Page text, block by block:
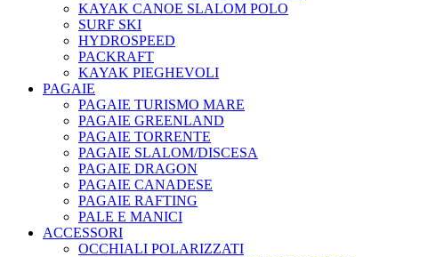
KAYAK CANOE SLALOM POLO
SURF SKI
HYDROSPEED
PACKRAFT
KAYAK PIEGHEVOLI
PAGAIE
PAGAIE TURISMO MARE
PAGAIE GREENLAND
PAGAIE TORRENTE
PAGAIE SLALOM/DISCESA
PAGAIE DRAGON
PAGAIE CANADESE
PAGAIE RAFTING
PALE E MANICI
ACCESSORI
OCCHIALI POLARIZZATI